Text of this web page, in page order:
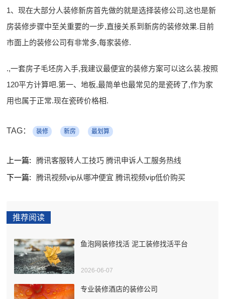
1、现在大部分人装修新房首先做的就是选择装修公司,这也是新
房装修步骤中至关重要的一步,直接关系到新房的装修效果.目前
市面上的装修公司有非常多,每家装修.
.,一套房子毛坯房入手,我建议最便宜的装修方案可以这么装.按照
120平方计算吧.第一、地板,最简单也最常见的是瓷砖了,作为家
用也属于正常.现在瓷砖价格相.
TAG： 装修 新房 最划算
上一篇:
腾讯客服转人工技巧 腾讯申诉人工服务热线
下一篇:
腾讯视频vip从哪冲便宜 腾讯视频vip低价购买
推荐阅读
鱼泡网装修找活 泥工装修找活平台
2026-06-07
专业装修酒店的装修公司